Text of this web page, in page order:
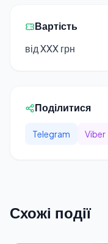
Вартість
від XXX грн
Поділитися
Telegram Viber
Схожі події